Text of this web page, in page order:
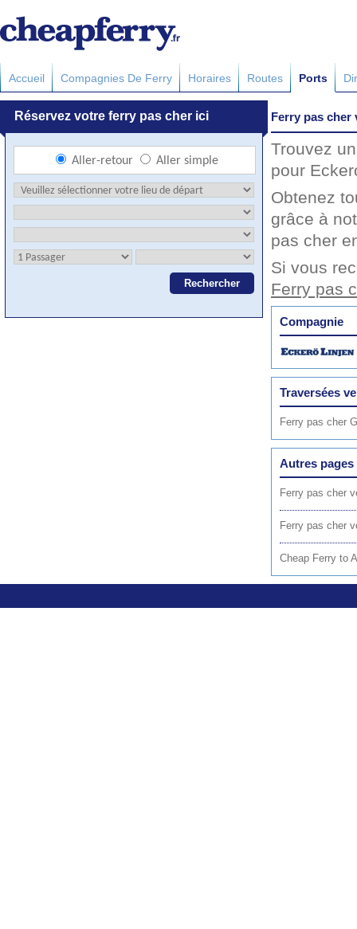
Accueil Compagnies De Ferry Horaires Routes Ports
Ferry pas cher
Trouvez
pour
Obtenez
grâce à
pas cher
Si vous
Ferry pas
Compagnie
Traversées
Ferry pas cher
Autres pages
Ferry pas cher
Ferry pas cher
Cheap Ferry to